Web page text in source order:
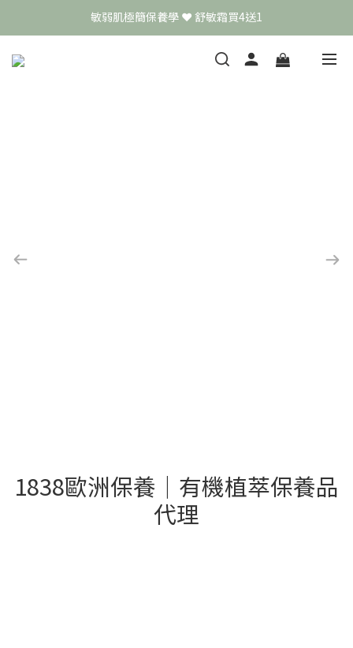
頭皮保養月❤️養髮精華買2送1
📣 加入LINE好友送50元
頭皮保養月❤️養髮精華買2送1
1838歐洲保養｜有機植萃保養品
代理